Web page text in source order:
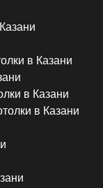
в Казани
в Казани
в Казани